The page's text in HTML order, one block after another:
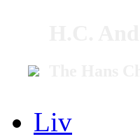
Liv